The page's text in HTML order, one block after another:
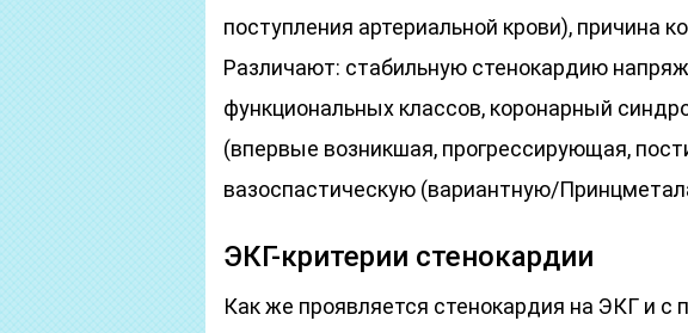
поступления артериальной крови), причина
Различают: стабильную стенокардию
функциональных классов, коронарный
(впервые возникшая, прогрессирующая,
вазоспастическую (вариантную/
ЭКГ-критерии стенокардии
Как же проявляется стенокардия на ЭКГ и